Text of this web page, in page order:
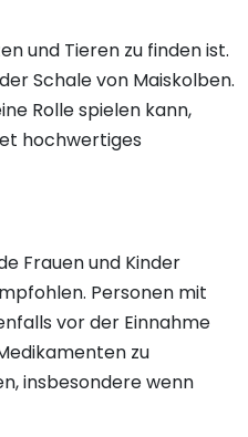
und Tieren zu finden ist.
Schale von Maiskolben.
Rolle spielen kann,
hochwertiges
Frauen und Kinder
Personen mit
vor der Einnahme
zu
insbesondere wenn